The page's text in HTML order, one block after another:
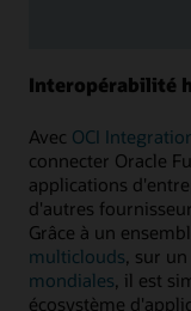
Interopérabilité
Avec OCI
connecter Oracle
applications
d'autres
Grâce à un
multiclouds , sur un
mondiales , il est
écosystème